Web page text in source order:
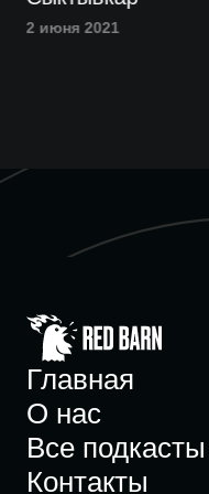
2 июня 2021
Главная
О нас
Все подкасты
Контакты